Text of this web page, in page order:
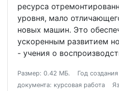
ресурса
уровня, мало
новых машин. Это
ускоренным развитием
- учения о
Размер: 0.42 МБ. Год
документа: курсовая работа